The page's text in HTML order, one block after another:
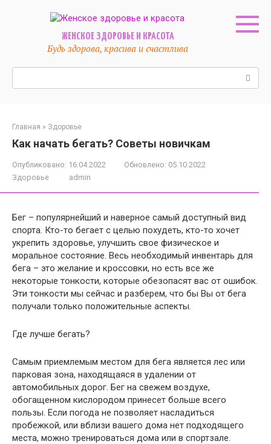
ЖЕНСКОЕ ЗДОРОВЬЕ И КРАСОТА
Будь здорова, красива и счастлива
Главная » Здоровье
Как начать бегать? Советы новичкам
Опубликовано: 16.04.2022 Обновлено: 05.10.2022
Здоровье
admin
Бег – популярнейший и наверное самый доступный вид
спорта. Кто-то бегает с целью похудеть, кто-то хочет
укрепить здоровье, улучшить свое физическое и
моральное состояние. Весь необходимый инвентарь для
бега – это желание и кроссовки, но есть все же
некоторые тонкости, которые обезопасят вас от ошибок.
Эти тонкости мы сейчас и разберем, что бы Вы от бега
получали только положительные аспекты.
Где лучше бегать?
Самым приемлемым местом для бега является лес или
парковая зона, находящаяся в удалении от
автомобильных дорог. Бег на свежем воздухе,
обогащенном кислородом принесет больше всего
пользы. Если погода не позволяет насладиться
пробежкой, или вблизи вашего дома нет подходящего
места, можно тренироваться дома или в спортзале.